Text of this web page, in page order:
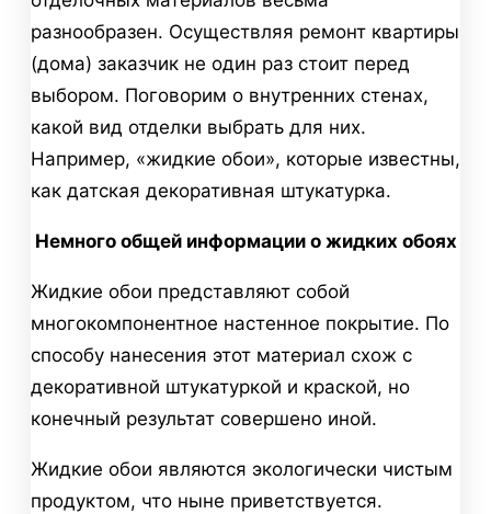
разнообразен. Осуществляя ремонт квартиры
(дома) заказчик не один раз стоит перед
выбором. Поговорим о внутренних стенах,
какой вид отделки выбрать для них.
Например, «жидкие обои», которые известны,
как датская декоративная штукатурка.
Немного общей информации о жидких обоях
Жидкие обои представляют собой
многокомпонентное настенное покрытие. По
способу нанесения этот материал схож с
декоративной штукатуркой и краской, но
конечный результат совершено иной.
Жидкие обои являются экологически чистым
продуктом, что ныне приветствуется.